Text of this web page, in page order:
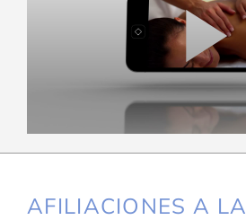
AFILIACIONES A LA